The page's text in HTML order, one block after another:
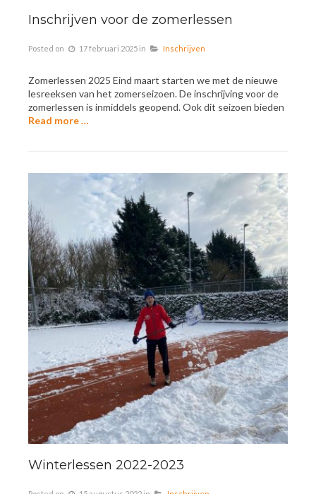
Inschrijven voor de zomerlessen
Posted on 17 februari 2025 in Inschrijven
Zomerlessen 2025 Eind maart starten we met de nieuwe
lesreeksen van het zomerseizoen. De inschrijving voor de
zomerlessen is inmiddels geopend. Ook dit seizoen bieden
Read more …
Winterlessen 2022-2023